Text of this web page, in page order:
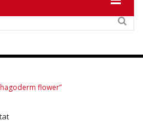
flower”